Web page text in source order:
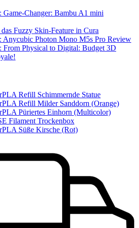
Game-Changer: Bambu A1 mini
Fuzzy Skin-Feature in Cura
Anycubic Photon Mono M5s Pro Review
From Physical to Digital: Budget 3D
Refill Schimmernde Statue
Refill Milder Sanddorn (Orange)
Püriertes Einhorn (Multicolor)
Filament Trockenbox
Süße Kirsche (Rot)